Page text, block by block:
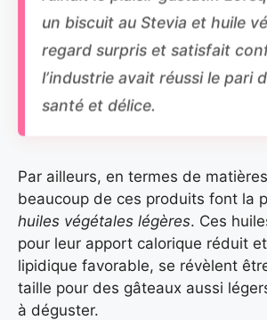
un biscuit au Stevia et huile
regard surpris et satisfait
l’industrie avait réussi le pari
santé et délice.
Par ailleurs, en termes de
beaucoup de ces produits font la
huiles végétales légères. Ces
pour leur apport calorique réduit
lipidique favorable, se révèlent
taille pour des gâteaux aussi
à déguster.